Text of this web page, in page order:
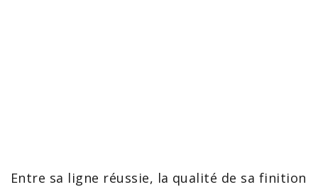
Entre sa ligne réussie, la qualité de sa finition